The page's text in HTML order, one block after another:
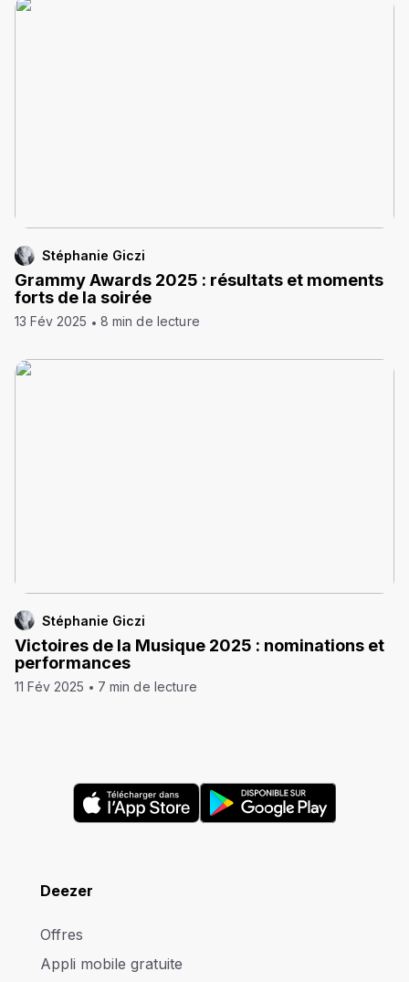
Stéphanie Giczi
Grammy Awards 2025 : résultats et moments
forts de la soirée
13 Fév 2025 8 min de lecture
Stéphanie Giczi
Victoires de la Musique 2025 : nominations et
performances
11 Fév 2025 7 min de lecture
Deezer
Offres
Appli mobile gratuite